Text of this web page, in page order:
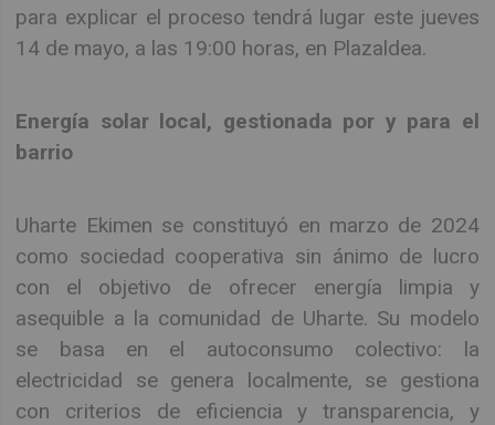
para explicar el proceso tendrá lugar este jueves
14 de mayo, a las 19:00 horas, en Plazaldea.
Energía solar local, gestionada por y para el
barrio
Uharte Ekimen se constituyó en marzo de 2024
como sociedad cooperativa sin ánimo de lucro
con el objetivo de ofrecer energía limpia y
asequible a la comunidad de Uharte. Su modelo
se basa en el autoconsumo colectivo: la
electricidad se genera localmente, se gestiona
con criterios de eficiencia y transparencia, y